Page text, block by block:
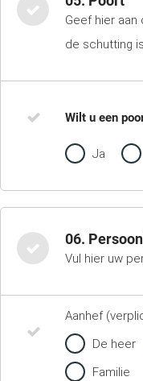
Geef hier aan
de schutting
Wilt u een
Ja
06.
Vul hier uw
Aanhef
De heer
Familie